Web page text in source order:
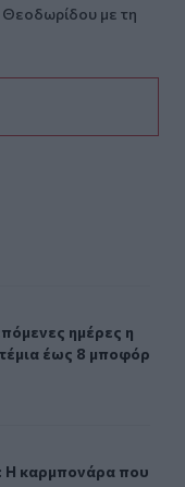
Θεοδωρίδου με τη
η Κρήτη και
ημέρες η
ημέρες η
έως 8 μποφόρ
την
Η καρμπονάρα που
Η καρμπονάρα που